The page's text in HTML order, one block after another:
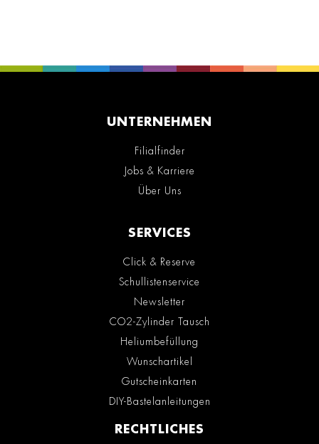
UNTERNEHMEN
Filialfinder
Jobs & Karriere
Über Uns
SERVICES
Click & Reserve
Schullistenservice
Newsletter
CO2-Zylinder Tausch
Heliumbefüllung
Wunschartikel
Gutscheinkarten
DIY-Bastelanleitungen
RECHTLICHES